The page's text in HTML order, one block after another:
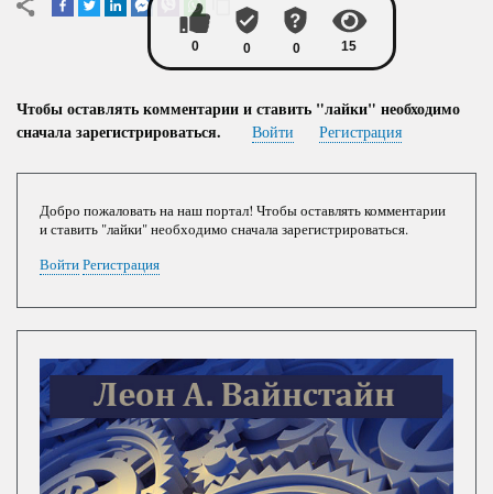
Чтобы оставлять комментарии и ставить "лайки" необходимо
сначала зарегистрироваться.
Войти Регистрация
Добро пожаловать на наш портал! Чтобы оставлять комментарии
и ставить "лайки" необходимо сначала зарегистрироваться.
ВойтиРегистрация